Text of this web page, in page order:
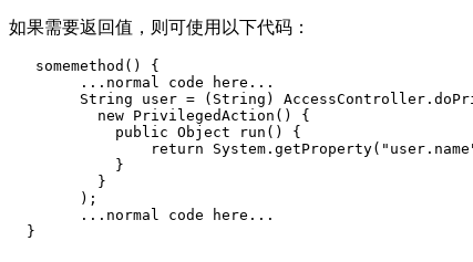
如果需要返回值，则可使用以下代码：
   somemethod() {
        ...normal code here...
String user = (String)
          new PrivilegedAction() {
            public Object run() {
return
            }
          }
        );
        ...normal code here...
  }